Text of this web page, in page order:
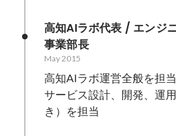
高知AIラボ代表 / エン
事業部長
May 2015
高知AIラボ運営全般を担
サービス設計、開発、運
き）を担当